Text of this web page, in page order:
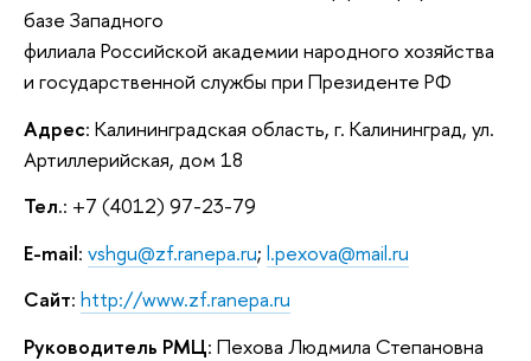
базе Западного
филиала Российской академии народного хозяйства
и государственной службы при Президенте РФ
Адрес: Калининградская область, г. Калининград, ул.
Артиллерийская, дом 18
Тел.: +7 (4012) 97-23-79
E-mail: vshgu@zf.ranepa.ru; l.pexova@mail.ru
Сайт: http://www.zf.ranepa.ru
Руководитель РМЦ: Пехова Людмила Степановна